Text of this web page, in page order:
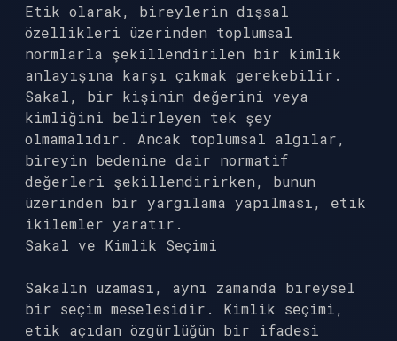
Etik olarak, bireylerin dışsal
özellikleri üzerinden toplumsal
normlarla şekillendirilen bir kimlik
anlayışına karşı çıkmak gerekebilir.
Sakal, bir kişinin değerini veya
kimliğini belirleyen tek şey
olmamalıdır. Ancak toplumsal algılar,
bireyin bedenine dair normatif
değerleri şekillendirirken, bunun
üzerinden bir yargılama yapılması, etik
ikilemler yaratır.
Sakal ve Kimlik Seçimi
Sakalın uzaması, aynı zamanda bireysel
bir seçim meselesidir. Kimlik seçimi,
etik açıdan özgürlüğün bir ifadesi